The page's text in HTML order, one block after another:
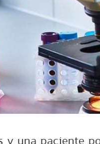
y una paciente